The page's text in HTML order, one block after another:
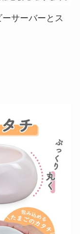
サーバーとス